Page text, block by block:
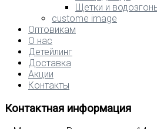
Щетки и
custome image
Оптовикам
О нас
Детейлинг
Доставка
Акции
Контакты
Контактная информация